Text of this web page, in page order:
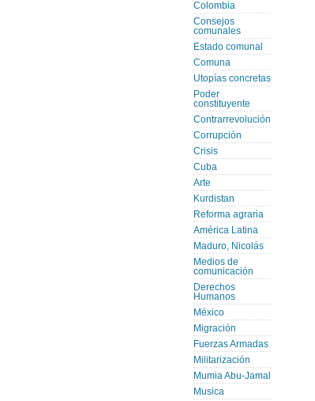
Colombia
Consejos
comunales
Estado comunal
Comuna
Utopías concretas
Poder
constituyente
Contrarrevolución
Corrupción
Crisis
Cuba
Arte
Kurdistan
Reforma agraria
América Latina
Maduro, Nicolás
Medios de
comunicación
Derechos
Humanos
México
Migración
Fuerzas Armadas
Militarización
Mumia Abu-Jamal
Musica